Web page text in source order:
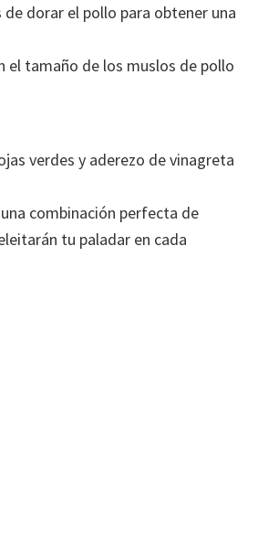
dorar el pollo para obtener una
el tamaño de los muslos de pollo
verdes y aderezo de vinagreta
combinación perfecta de
tu paladar en cada